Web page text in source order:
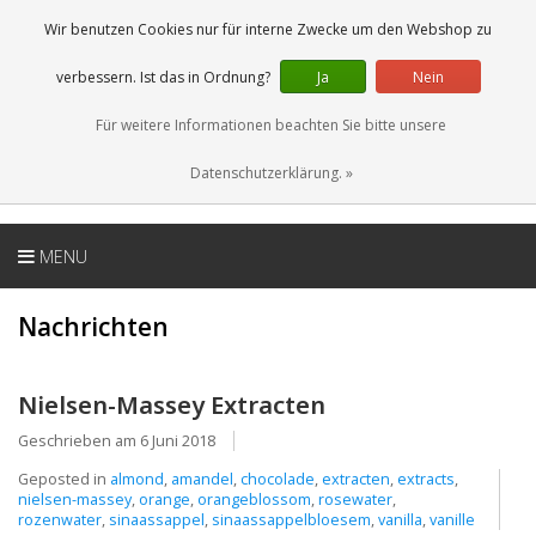
0 Artikel
DE
MENU
Nachrichten
Nielsen-Massey Extracten
Geschrieben am 6 Juni 2018
Geposted in almond, amandel,chocolade,extracten,extracts,
nielsen-massey,orange,orangeblossom,rosewater,
rozenwater, sinaassappel, sinaassappelbloesem,vanilla,vanille
Wir benutzen Cookies nur für interne Zwecke um den Webshop zu
verbessern. Ist das in Ordnung? Ja Nein
Für weitere Informationen beachten Sie bitte unsere
Datenschutzerklärung. »